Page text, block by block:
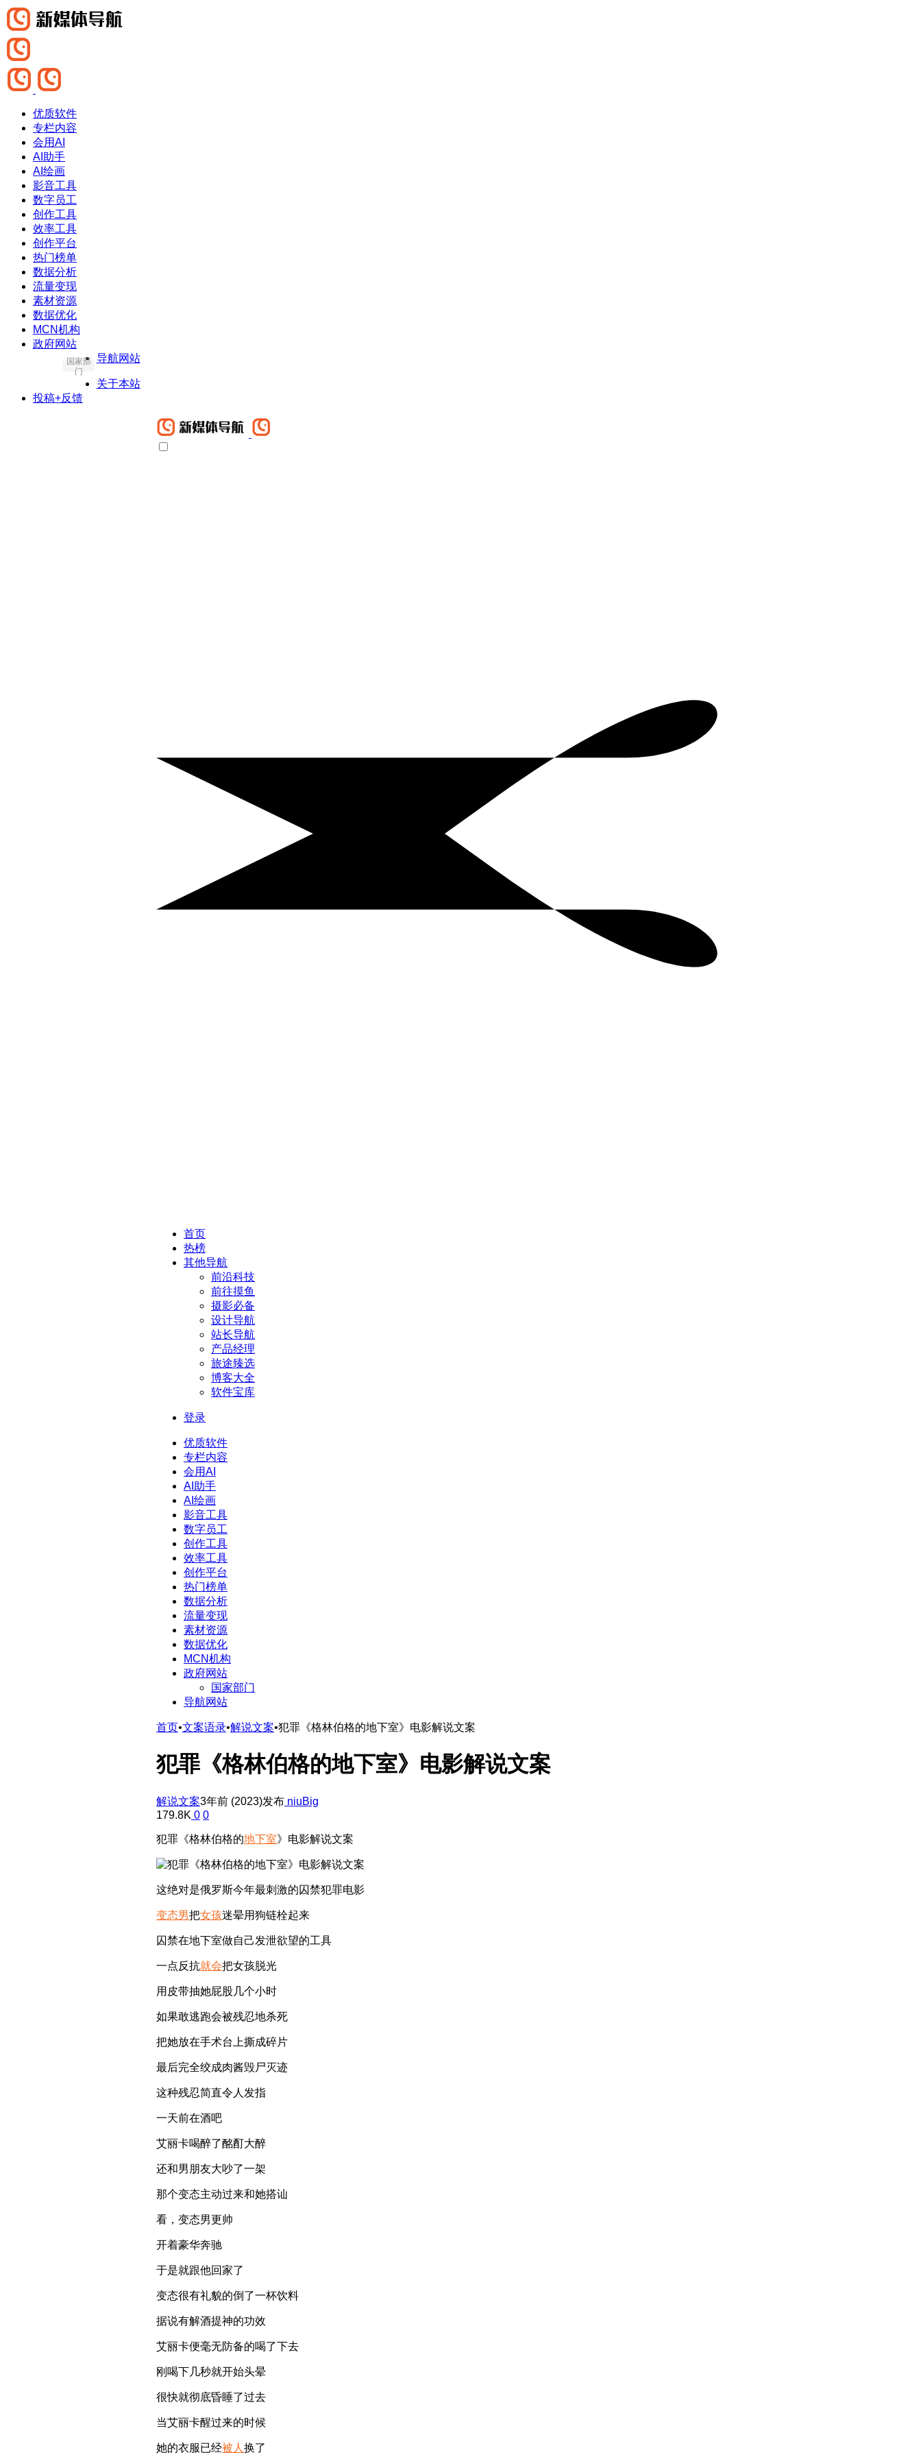
优质软件
专栏内容
会用AI
AI助手
AI绘画
影音工具
数字员工
创作工具
效率工具
创作平台
热门榜单
数据分析
流量变现
素材资源
数据优化
MCN机构
政府网站
国家部
门
导航网站
关于本站
投稿+反馈
首页
热榜
其他导航
前沿科技
前往摸鱼
摄影必备
设计导航
站长导航
产品经理
旅途臻选
博客大全
软件宝库
登录
优质软件
专栏内容
会用AI
AI助手
AI绘画
影音工具
数字员工
创作工具
效率工具
创作平台
热门榜单
数据分析
流量变现
素材资源
数据优化
MCN机构
政府网站
国家部门
导航网站
首页•文案语录•解说文案•犯罪《格林伯格的地下室》电影解说文案
犯罪《格林伯格的地下室》电影解说文案
解说文案3年前 (2023)发布 niuBig
179.8K 0 0
犯罪《格林伯格的地下室》电影解说文案
这绝对是俄罗斯今年最刺激的囚禁犯罪电影
变态男把女孩迷晕用狗链栓起来
囚禁在地下室做自己发泄欲望的工具
一点反抗就会把女孩脱光
用皮带抽她屁股几个小时
如果敢逃跑会被残忍地杀死
把她放在手术台上撕成碎片
最后完全绞成肉酱毁尸灭迹
这种残忍简直令人发指
一天前在酒吧
艾丽卡喝醉了酩酊大醉
还和男朋友大吵了一架
那个变态主动过来和她搭讪
看，变态男更帅
开着豪华奔驰
于是就跟他回家了
变态很有礼貌的倒了一杯饮料
据说有解酒提神的功效
艾丽卡便毫无防备的喝了下去
刚喝下几秒就开始头晕
很快就彻底昏睡了过去
当艾丽卡醒过来的时候
她的衣服已经被人 换了